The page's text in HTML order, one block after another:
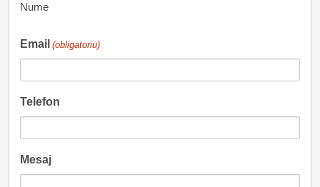
Nume
Email (obligatoriu)
Telefon
Mesaj